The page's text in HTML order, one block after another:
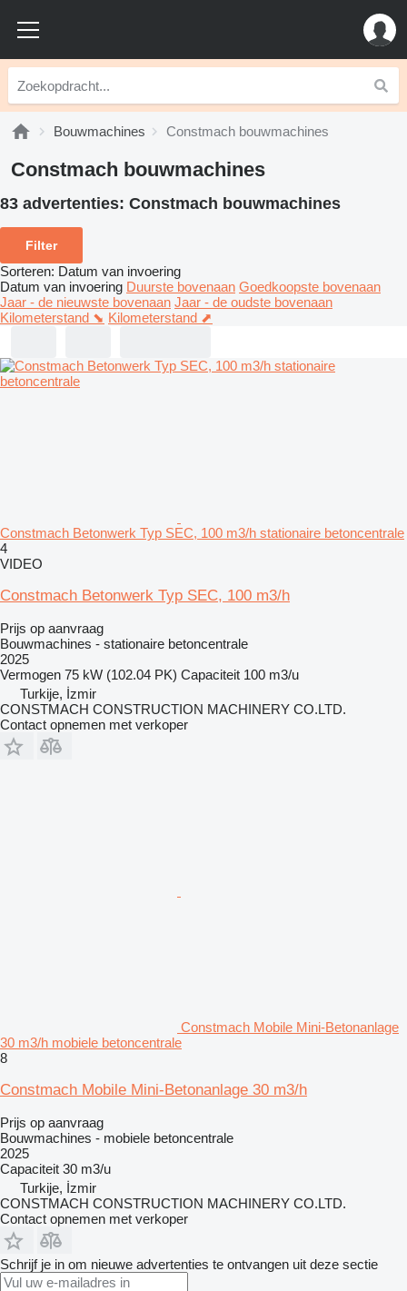
Bouwmachines Constmach bouwmachines
Constmach bouwmachines
83 advertenties: Constmach bouwmachines
Filter
Sorteren: Datum van invoering
Datum van invoering Duurste bovenaan Goedkoopste bovenaan
Jaar - de nieuwste bovenaan Jaar - de oudste bovenaan
Kilometerstand ⬊ Kilometerstand ⬈
Constmach Betonwerk Typ SEC, 100 m3/h stationaire betoncentrale
4
VIDEO
Constmach Betonwerk Typ SEC, 100 m3/h
Prijs op aanvraag
Bouwmachines - stationaire betoncentrale
2025
Vermogen 75 kW (102.04 PK) Capaciteit 100 m3/u
Turkije, İzmir
CONSTMACH CONSTRUCTION MACHINERY CO.LTD.
Contact opnemen met verkoper
Constmach Mobile Mini-Betonanlage
30 m3/h mobiele betoncentrale
8
Constmach Mobile Mini-Betonanlage 30 m3/h
Prijs op aanvraag
Bouwmachines - mobiele betoncentrale
2025
Capaciteit 30 m3/u
Turkije, İzmir
CONSTMACH CONSTRUCTION MACHINERY CO.LTD.
Contact opnemen met verkoper
Schrijf je in om nieuwe advertenties te ontvangen uit deze sectie